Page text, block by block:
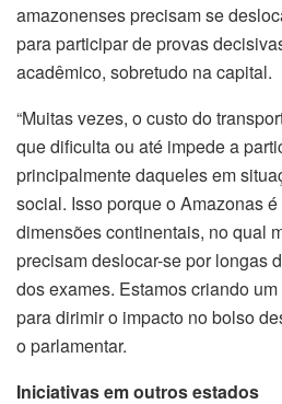
amazonenses precisam se
para participar de provas
acadêmico, sobretudo na capital.
“Muitas vezes, o custo do
que dificulta ou até impede a
principalmente daqueles em
social. Isso porque o Amazonas
dimensões continentais, no qual
precisam deslocar-se por longas
dos exames. Estamos criando
para dirimir o impacto no bolso
o parlamentar.
Iniciativas em outros estados